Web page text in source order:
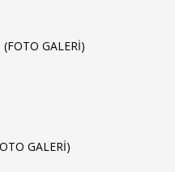
GALERI)
GALERI)